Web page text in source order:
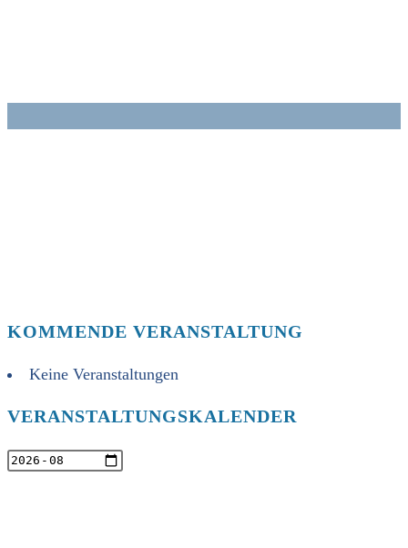
KOMMENDE VERANSTALTUNG
Keine Veranstaltungen
VERANSTALTUNGSKALENDER